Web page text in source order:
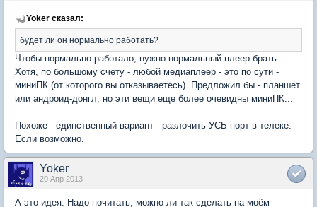
Yoker сказал:
будет ли он нормально работать?
Чтобы нормально работало, нужно нормальный плеер брать.
Хотя, по большому счету - любой медиаплеер - это по сути -
миниПК (от которого вы отказываетесь). Предложил бы - планшет
или андроид-донгл, но эти вещи еще более очевидны миниПК...
Похоже - единственный вариант - разлочить УСБ-порт в телеке.
Если возможно.
Yoker
20 Апр 2013
А это идея. Надо почитать, можно ли так сделать на моём